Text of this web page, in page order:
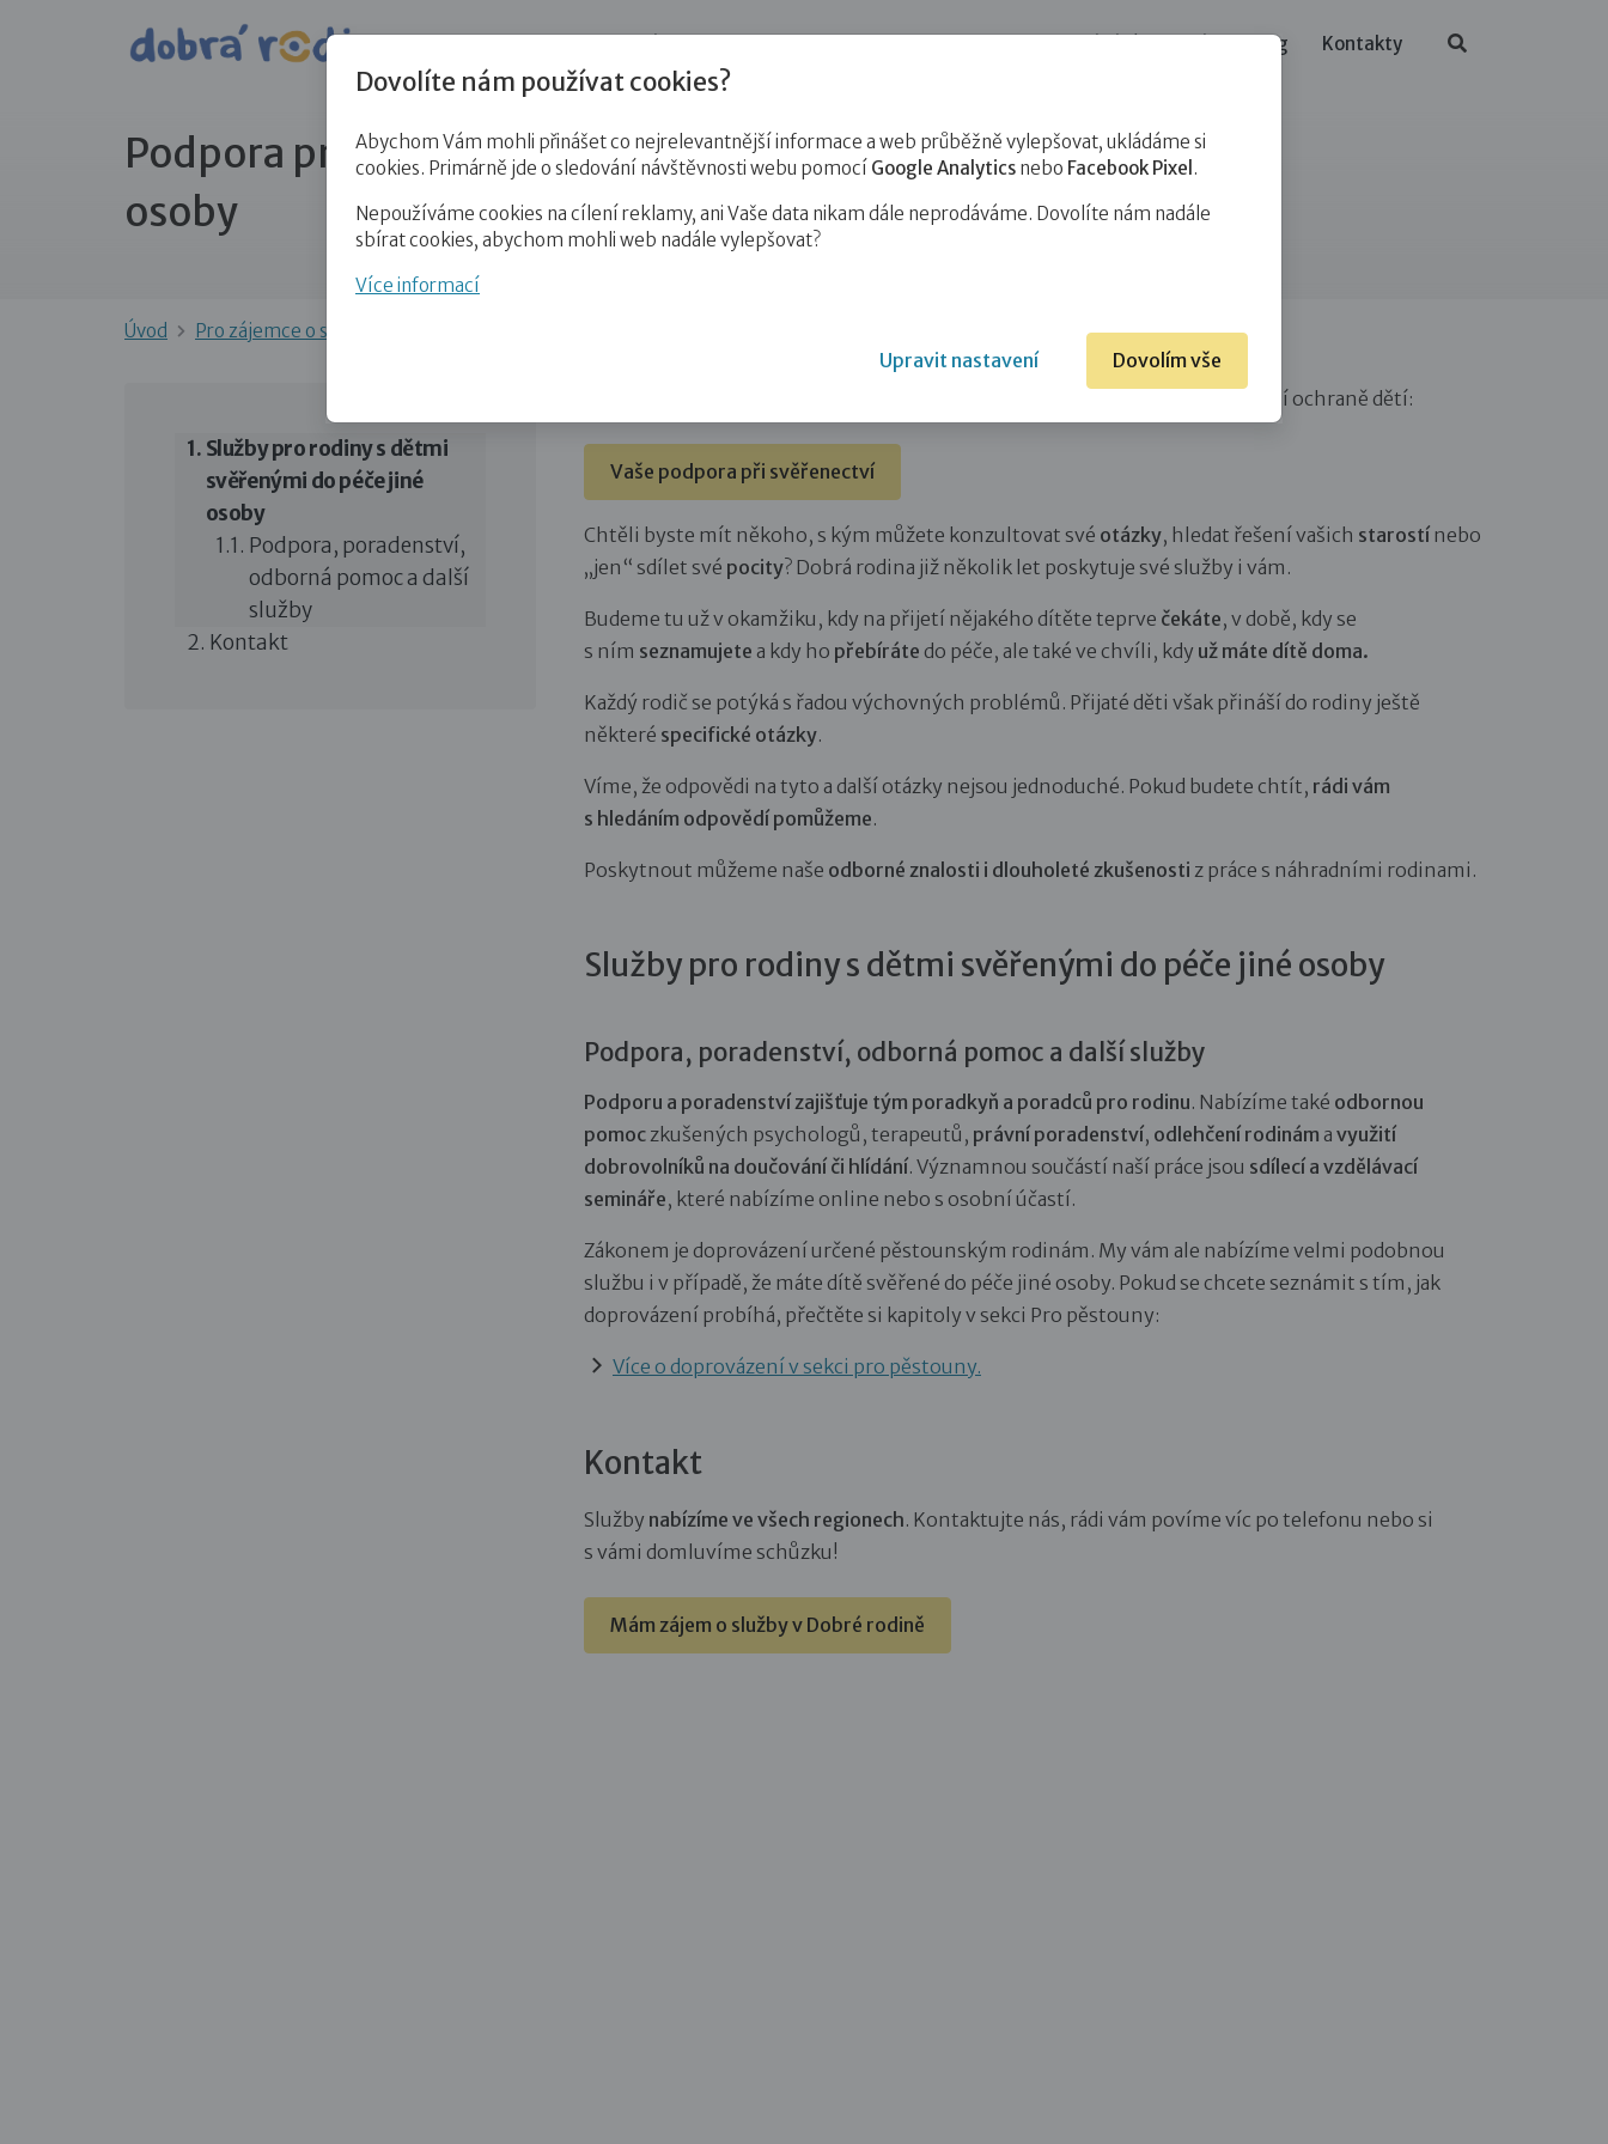
Blog Kontakty
Podpora pro rodiny s dětmi v péči jiné
osoby
Úvod Pro zájemce o služby
Služby pro rodiny s dětmi
svěřenými do péče jiné
osoby
Podpora, poradenství,
odborná pomoc a další
služby
Kontakt
Aktuální informace o službě v souvislosti s novelou zákona o sociálně-právní ochraně dětí:
Vaše podpora při svěřenectví
Chtěli byste mít někoho, s kým můžete konzultovat své otázky, hledat řešení vašich starostínebo
„jen“ sdílet své pocity? Dobrá rodina již několik let poskytuje své služby i vám.
Budeme tu už v okamžiku, kdy na přijetí nějakého dítěte teprve čekáte, v době, kdy se
s ním seznamujete a kdy ho přebíráte do péče, ale také ve chvíli, kdy už máte dítě doma.
Každý rodič se potýká s řadou výchovných problémů. Přijaté děti však přináší do rodiny ještě
některé specifické otázky.
Víme, že odpovědi na tyto a další otázky nejsou jednoduché. Pokud budete chtít, rádi vám
s hledáním odpovědí pomůžeme.
Poskytnout můžeme naše odborné znalosti i dlouholeté zkušenosti z práce s náhradními rodinami.
Služby pro rodiny s dětmi svěřenými do péče jiné osoby
Podpora, poradenství, odborná pomoc a další služby
Podporu a poradenství zajišťuje tým poradkyň a poradců pro rodinu. Nabízíme také odbornou
pomoczkušených psychologů, terapeutů, právní poradenství, odlehčení rodinám a využití
dobrovolníků na doučování či hlídání. Významnou součástí naší práce jsou sdílecí a vzdělávací
semináře, které nabízíme online nebo s osobní účastí.
Zákonem je doprovázení určené pěstounským rodinám. My vám ale nabízíme velmi podobnou
službu i v případě, že máte dítě svěřené do péče jiné osoby. Pokud se chcete seznámit s tím, jak
doprovázení probíhá, přečtěte si kapitoly v sekci Pro pěstouny:
Více o doprovázení v sekci pro pěstouny.
Kontakt
Služby nabízíme ve všech regionech. Kontaktujte nás, rádi vám povíme víc po telefonu nebo si
s vámi domluvíme schůzku!
Mám zájem o služby v Dobré rodině
Dovolíte nám používat cookies?
Abychom Vám mohli přinášet co nejrelevantnější informace a web průběžně vylepšovat, ukládáme si
cookies. Primárně jde o sledování návštěvnosti webu pomocí Google Analytics nebo Facebook Pixel .
Nepoužíváme cookies na cílení reklamy, ani Vaše data nikam dále neprodáváme. Dovolíte nám nadále
sbírat cookies, abychom mohli web nadále vylepšovat?
Více informací
Upravit nastavení Dovolím vše